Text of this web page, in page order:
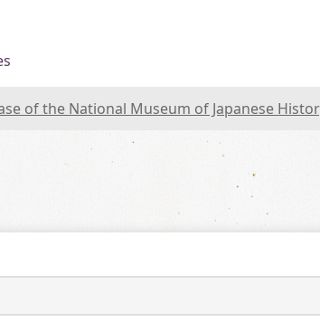
of the National Museum of Japanese